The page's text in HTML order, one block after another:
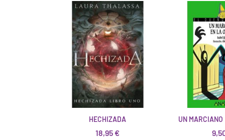
HECHIZADA
18,95 €
UN